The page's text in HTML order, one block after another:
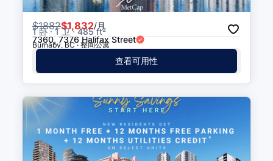
Kootenay Loop Bay 2
Boundary Rd (NB) at Triumph
Kootenay Loop Bay 3 步行 5 分钟
Kootenay Loop Bay 5
$1882$1,832/月
1 卧 · 1 卫 · 485 ft²
7360, 7376 Halifax Street
Burnaby, BC · 整间公寓
查看可用性